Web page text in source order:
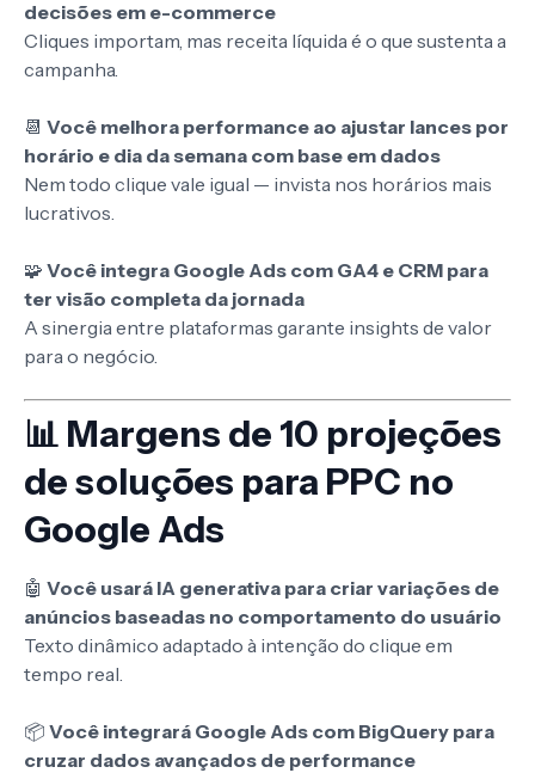
decisões em e-commerce
Cliques importam, mas receita líquida é o que sustenta a
campanha.
📆 Você melhora performance ao ajustar lances por
horário e dia da semana com base em dados
Nem todo clique vale igual — invista nos horários mais
lucrativos.
🧩 Você integra Google Ads com GA4 e CRM para
ter visão completa da jornada
A sinergia entre plataformas garante insights de valor
para o negócio.
📊 Margens de 10 projeções
de soluções para PPC no
Google Ads
🤖 Você usará IA generativa para criar variações de
anúncios baseadas no comportamento do usuário
Texto dinâmico adaptado à intenção do clique em
tempo real.
📦 Você integrará Google Ads com BigQuery para
cruzar dados avançados de performance